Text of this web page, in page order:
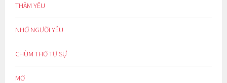
THẦM YÊU
NHỚ NGƯỜI YÊU
CHÙM THƠ TỰ SỰ
MƠ